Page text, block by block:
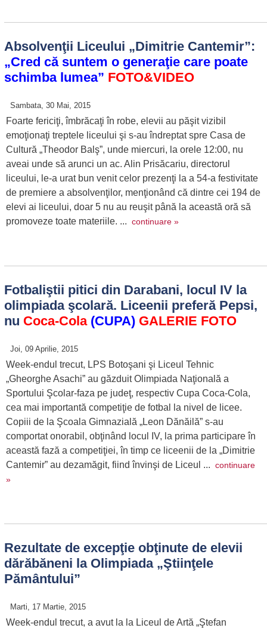
Absolvenţii Liceului „Dimitrie Cantemir”:
„Cred că suntem o generaţie care poate
schimba lumea” FOTO&VIDEO
Sambata, 30 Mai, 2015
Foarte fericiţi, îmbrăcaţi în robe, elevii au păşit vizibil
emoţionaţi treptele liceului şi s-au îndreptat spre Casa de
Cultură „Theodor Balş”, unde miercuri, la orele 12:00, nu
aveai unde să arunci un ac. Alin Prisăcariu, directorul
liceului, le-a urat bun venit celor prezenţi la a 54-a festivitate
de premiere a absolvenţilor, menţionând că dintre cei 194 de
elevi ai liceului, doar 5 nu au reuşit până la această oră să
promoveze toate materiile. ... continuare »
Fotbaliştii pitici din Darabani, locul IV la
olimpiada şcolară. Liceenii preferă Pepsi,
nu Coca-Cola(CUPA) GALERIE FOTO
Joi, 09 Aprilie, 2015
Week-endul trecut, LPS Botoşani şi Liceul Tehnic
„Gheorghe Asachi” au găzduit Olimpiada Naţională a
Sportului Şcolar-faza pe judeţ, respectiv Cupa Coca-Cola,
cea mai importantă competiţie de fotbal la nivel de licee.
Copiii de la Şcoala Gimnazială „Leon Dănăilă” s-au
comportat onorabil, obţinând locul IV, la prima participare în
această fază a competiţiei, în timp ce liceenii de la „Dimitrie
Cantemir” au dezamăgit, fiind învinşi de Liceul ... continuare
»
Rezultate de excepţie obţinute de elevii
dărăbăneni la Olimpiada „Ştiinţele
Pământului”
Marti, 17 Martie, 2015
Week-endul trecut, a avut la la Liceul de Artă „Ştefan